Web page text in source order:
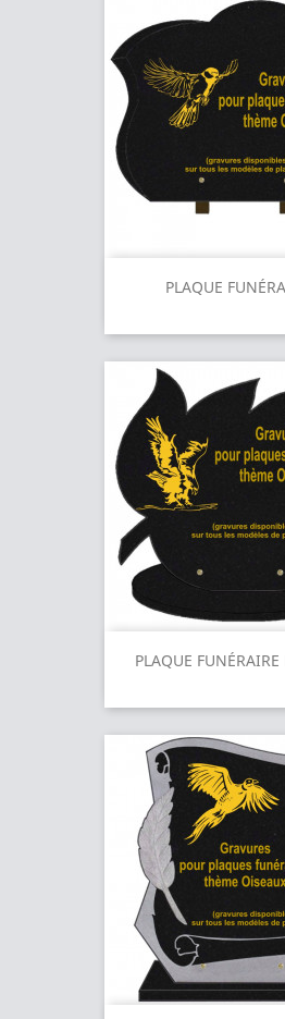
PLAQUE
PLAQUE FUNÉRAIRE